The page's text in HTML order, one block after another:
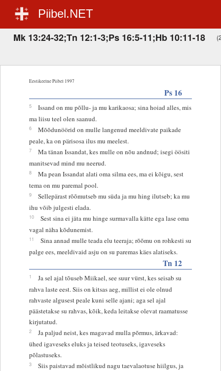
Piibel.NET
Mk 13:24-32;Tn 12:1-3;Ps 16:5-11;Hb 10:11-18
Eestikeelne Piibel 1997
Ps 16
5
Issand on mu põllu- ja mu karikaosa; sina hoiad alles, mis
ma liisu teel olen saanud.
6
Mõõdunöörid on mulle langenud meeldivate paikade
peale, ka on pärisosa ilus mu meelest.
7
Ma tänan Issandat, kes mulle on nõu andnud; isegi öösiti
manitsevad mind mu neerud.
8
Ma pean Issandat alati oma silma ees, ma ei kõigu, sest
tema on mu paremal pool.
9
Sellepärast rõõmutseb mu süda ja mu hing ilutseb; ka mu
ihu võib julgesti elada.
10
Sest sina ei jäta mu hinge surmavalla kätte ega lase oma
vagal näha kõdunemist.
11
Sina annad mulle teada elu teeraja; rõõmu on rohkesti su
palge ees, meeldivaid asju on su paremas käes alatiseks.
Tn 12
1
Ja sel ajal tõuseb Miikael, see suur vürst, kes seisab su
rahva laste eest. Siis on kitsas aeg, millist ei ole olnud
rahvaste algusest peale kuni selle ajani; aga sel ajal
päästetakse su rahvas, kõik, keda leitakse olevat raamatusse
kirjutatud.
2
Ja paljud neist, kes magavad mulla põrmus, ärkavad:
ühed igaveseks eluks ja teised teotuseks, igaveseks
põlastuseks.
3
Siis paistavad mõistlikud nagu taevalaotuse hiilgus, ja